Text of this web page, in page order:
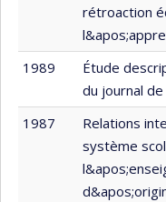
rétroaction
1989
Étude
du journal
1987
Relations
système